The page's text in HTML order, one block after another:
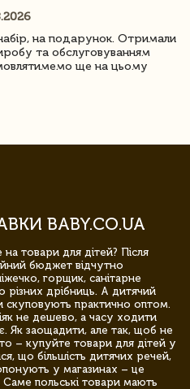
на подарунок. Отримали
та обслуговуванням
ще на цьому
BABY.CO.UA
товари для дітей? Після
бюджет відчутно
горщик, санітарне
різних дрібниць. А дитячий
скуповують практично оптом.
не дешево, а часу ходити
Як заощадити, але так, щоб не
– купуйте товари для дітей у
що більшість дитячих речей,
у магазинах – це
польські товари мають